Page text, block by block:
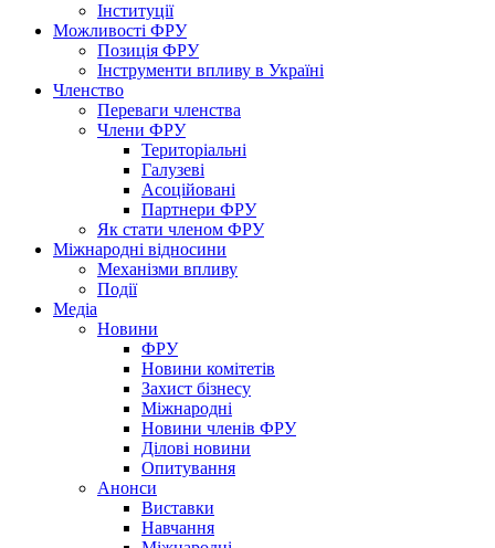
Інституції
Можливості ФРУ
Позиція ФРУ
Інструменти впливу в Україні
Членство
Переваги членства
Члени ФРУ
Територіальні
Галузеві
Асоційовані
Партнери ФРУ
Як стати членом ФРУ
Міжнародні відносини
Механізми впливу
Події
Медіа
Новини
ФРУ
Новини комітетів
Захист бізнесу
Міжнародні
Новини членів ФРУ
Ділові новини
Опитування
Анонси
Виставки
Навчання